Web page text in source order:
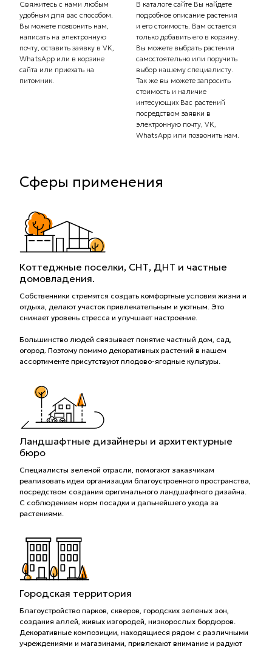
Свяжитесь с нами любым
удобным для вас способом.
Вы можете позвонить нам,
написать на электронную
почту, оставить заявку в VK,
WhatsApp или в корзине
сайта или приехать на
питомник.
В каталоге сайте Вы найдете
подробное описание растения
и его стоимость. Вам остается
только добавить его в корзину.
Вы можете выбрать растения
самостоятельно или поручить
выбор нашему специалисту.
Так же вы можете запросить
стоимость и наличие
интесующих Вас растений
посредством заявки в
электронную почту, VK,
WhatsApp или позвонить нам.
Сферы применения
Коттеджные поселки, СНТ, ДНТ и частные
домовладения.
Собственники стремятся создать комфортные условия жизни и
отдыха, делают участок привлекательным и уютным. Это
снижает уровень стресса и улучшает настроение.
Большинство людей связывает понятие частный дом, сад,
огород. Поэтому помимо декоративных растений в нашем
ассортименте присутствуют плодово-ягодные культуры.
Ландшафтные дизайнеры и архитектурные
бюро
Специалисты зеленой отрасли, помогают заказчикам
реализовать идеи организации благоустроенного пространства,
посредством создания оригинального ландшафтного дизайна.
С соблюдением норм посадки и дальнейшего ухода за
растениями.
Городская территория
Благоустройство парков, скверов, городских зеленых зон,
создания аллей, живых изгородей, низкорослых бордюров.
Декоративные композиции, находящиеся рядом с различными
учреждениями и магазинами, привлекают внимание и радуют